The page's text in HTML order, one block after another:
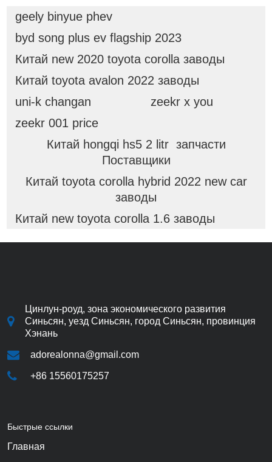
geely binyue phev
byd song plus ev flagship 2023
Китай new 2020 toyota corolla заводы
Китай toyota avalon 2022 заводы
uni-k changan
zeekr x you
zeekr 001 price
Китай hongqi hs5 2 litr запчасти
Поставщики
Китай toyota corolla hybrid 2022 new car
заводы
Китай new toyota corolla 1.6 заводы
Цинлун-роуд, зона экономического развития
Синьсян, уезд Синьсян, город Синьсян, провинция
Хэнань
adorealonna@gmail.com
+86 15560175257
Быстрые ссылки
Главная